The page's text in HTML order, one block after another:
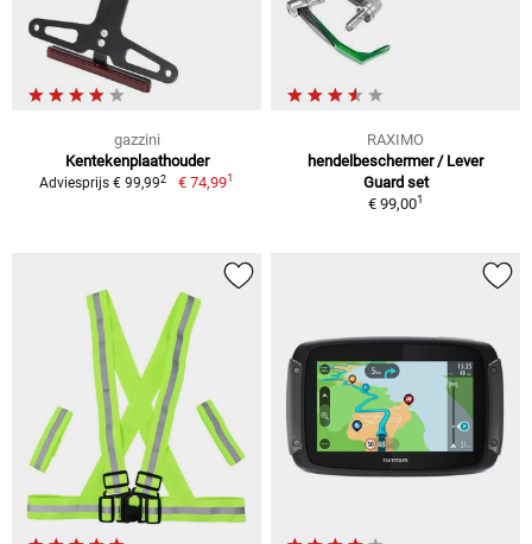
gazzini
Kentekenplaathouder
Adviesprijs € 99,992 € 74,991
RAXIMO
hendelbeschermer / Lever
Guard set
€ 99,001